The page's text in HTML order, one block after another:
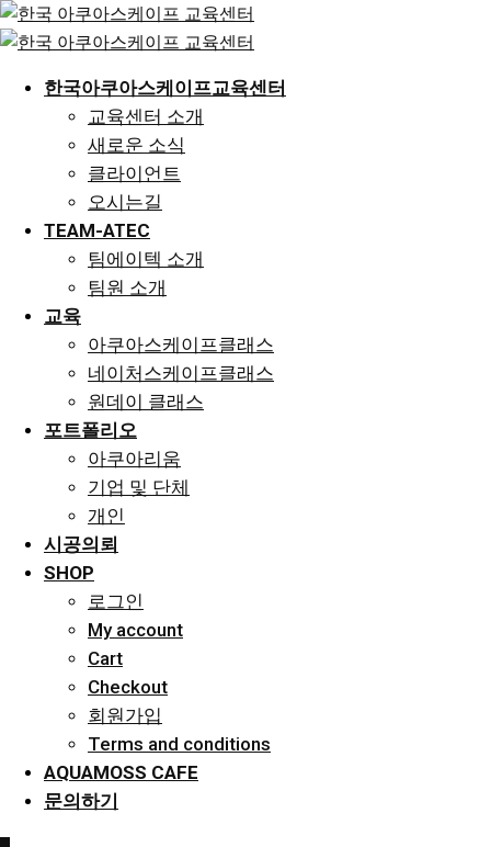
Skip
to
한국아쿠아스케이프교육센터
교육센터 소개
새로운 소식
클라이언트
오시는길
TEAM-ATEC
팀에이텍 소개
팀원 소개
교육
아쿠아스케이프클래스
네이처스케이프클래스
원데이 클래스
포트폴리오
아쿠아리움
기업 및 단체
개인
시공의뢰
SHOP
로그인
My account
Cart
Checkout
회원가입
Terms and conditions
AQUAMOSS CAFE
문의하기